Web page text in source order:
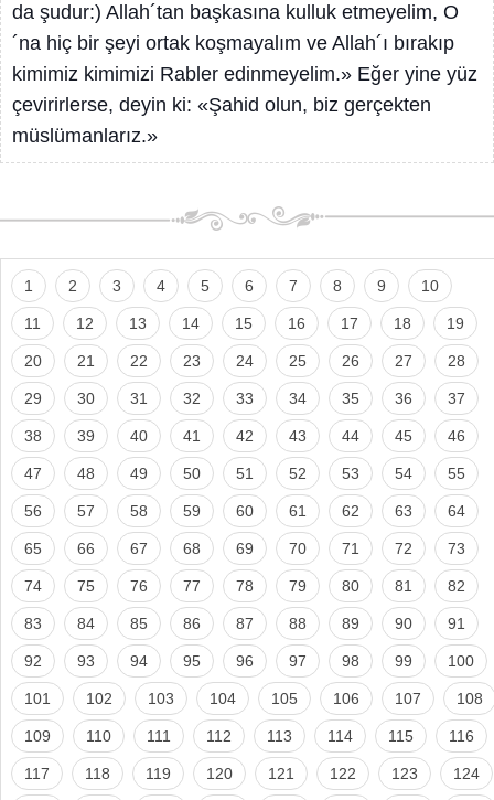
da şudur:) Allah´tan başkasına kulluk etmeyelim, O
´na hiç bir şeyi ortak koşmayalım ve Allah´ı bırakıp
kimimiz kimimizi Rabler edinmeyelim.» Eğer yine yüz
çevirirlerse, deyin ki: «Şahid olun, biz gerçekten
müslümanlarız.»
1 2 3 4 5 6 7 8 9 10
11 12 13 14 15 16 17 18 19
20 21 22 23 24 25 26 27 28
29 30 31 32 33 34 35 36 37
38 39 40 41 42 43 44 45 46
47 48 49 50 51 52 53 54 55
56 57 58 59 60 61 62 63 64
65 66 67 68 69 70 71 72 73
74 75 76 77 78 79 80 81 82
83 84 85 86 87 88 89 90 91
92 93 94 95 96 97 98 99 100
101 102 103 104 105 106 107 108
109 110 111 112 113 114 115 116
117 118 119 120 121 122 123 124